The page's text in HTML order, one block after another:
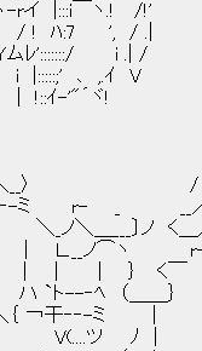
￣ヽ.! /!'
:7 ', / .|
':::::::/ i .| /
､ ,.ｲ V
ｲ-'"´ヾ!
__〉
ミ r- _ __
ノ く＿／
ノ⌒ヽ r--
| 丿 えぇ
ﾍ （＿＿｝
ミ | ！ そん
ツ ﾉ |